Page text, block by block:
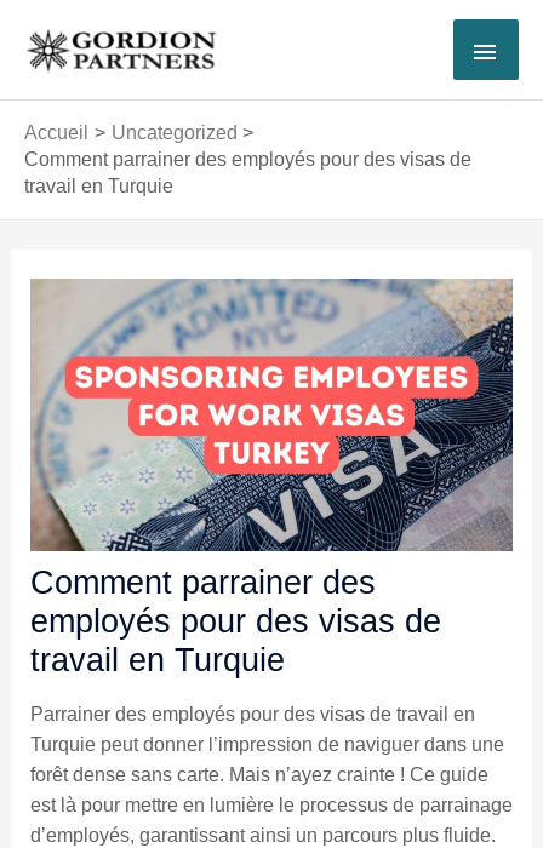
contenu
Accueil
Uncategorized
Comment parrainer des employés pour des visas de
travail en Turquie
Comment parrainer des
employés pour des visas de
travail en Turquie
Parrainer des employés pour des visas de travail en
Turquie peut donner l’impression de naviguer dans une
forêt dense sans carte. Mais n’ayez crainte ! Ce guide
est là pour mettre en lumière le processus de parrainage
d’employés, garantissant ainsi un parcours plus fluide.